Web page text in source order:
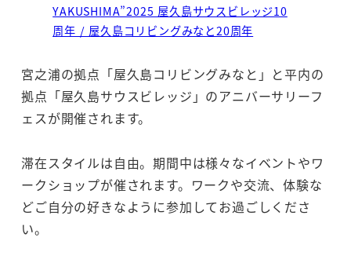
YAKUSHIMA”2025 屋久島サウスビレッジ10
周年 / 屋久島コリビングみなと20周年
宮之浦の拠点「屋久島コリビングみなと」と平内の
拠点「屋久島サウスビレッジ」のアニバーサリーフ
ェスが開催されます。
滞在スタイルは自由。期間中は様々なイベントやワ
ークショップが催されます。ワークや交流、体験な
どご自分の好きなように参加してお過ごしくださ
い。